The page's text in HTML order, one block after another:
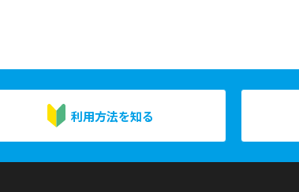
利用方法を知る